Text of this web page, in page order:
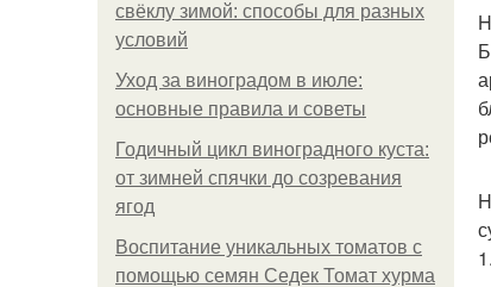
свёклу зимой: способы для разных
условий
Уход за виноградом в июле:
основные правила и советы
Годичный цикл виноградного куста:
от зимней спячки до созревания
ягод
Воспитание уникальных томатов с
помощью семян Седек Томат хурма